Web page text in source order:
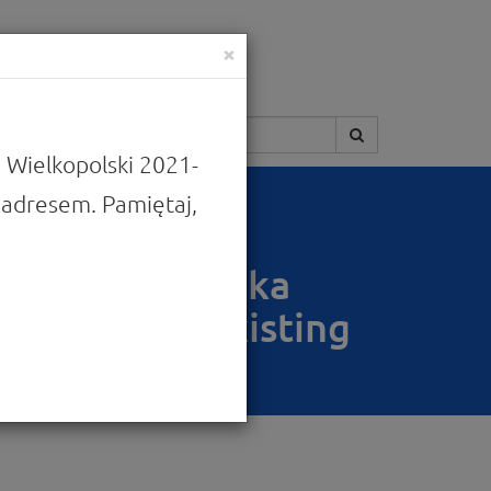
rail transport
Wielkopolska
of existing
×
2021-
Pamiętaj,